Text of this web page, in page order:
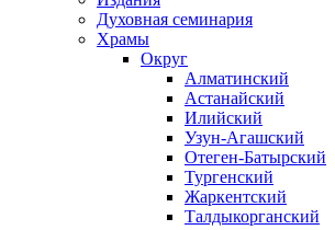
Духовная семинария
Храмы
Округ
Алматинский
Астанайский
Илийский
Узун-Агашский
Отеген-Батырский
Тургенский
Жаркентский
Талдыкорганский